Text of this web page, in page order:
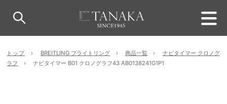
トップ BREITLING ブライトリング 商品一覧
ナビタイマー クロノグ
ラフ
ナビタイマー B01 クロノグラフ43 AB0138241G1P1